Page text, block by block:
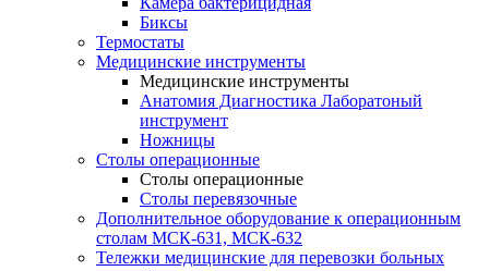
Биксы
Термостаты
Медицинские инструменты
Медицинские инструменты
Анатомия Диагностика Лаборатоный
инструмент
Ножницы
Столы операционные
Столы операционные
Столы перевязочные
Дополнительное оборудование к операционным
столам МСК-631, МСК-632
Тележки медицинские для перевозки больных